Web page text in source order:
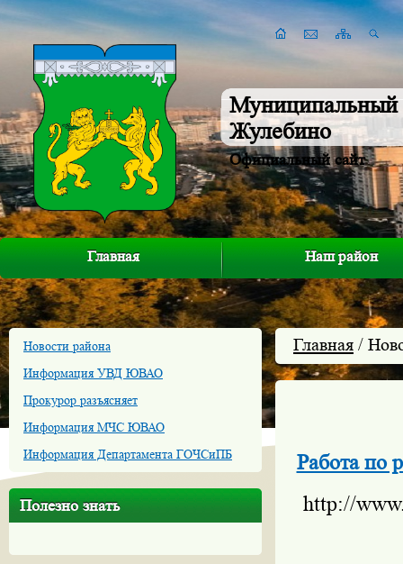
Муниципальный
Жулебино
Официальный сайт
Главная Наш район
Новости района
Информация УВД ЮВАО
Прокурор разъясняет
Информация МЧС ЮВАО
Информация Департамента ГОЧСиПБ
Полезно знать
Главная /
Работа по
http://